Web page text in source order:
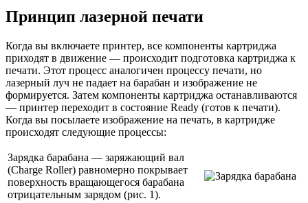
Принцип лазерной печати
Когда вы включаете принтер, все компоненты картриджа
приходят в движение — происходит подготовка картриджа к
печати. Этот процесс аналогичен процессу печати, но
лазерный луч не падает на барабан и изображение не
формируется. Затем компоненты картриджа останавливаются
— принтер переходит в состояние Ready (готов к печати).
Когда вы посылаете изображение на печать, в картридже
происходят следующие процессы:
Зарядка барабана — заряжающий вал
(Charge Roller) равномерно покрывает
поверхность вращающегося барабана
отрицательным зарядом (рис. 1).